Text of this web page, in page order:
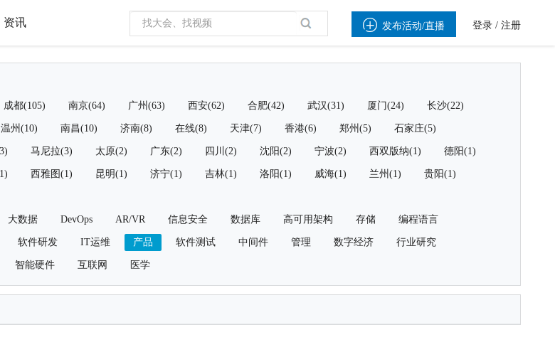
资讯  发布活动/直播 登录 / 注册
成都(105) 南京(64) 广州(63) 西安(62) 合肥(42) 武汉(31) 厦门(24) 长沙(22)
温州(10) 南昌(10) 济南(8) 在线(8) 天津(7) 香港(6) 郑州(5) 石家庄(5)
马尼拉(3) 太原(2) 广东(2) 四川(2) 沈阳(2) 宁波(2) 西双版纳(1) 德阳(1)
西雅图(1) 昆明(1) 济宁(1) 吉林(1) 洛阳(1) 威海(1) 兰州(1) 贵阳(1)
大数据 DevOps AR/VR 信息安全 数据库 高可用架构 存储 编程语言
软件研发 IT运维 产品 软件测试 中间件 管理 数字经济 行业研究
智能硬件 互联网 医学